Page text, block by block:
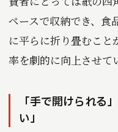
ペースで収納でき、食
に平らに折り畳むこと
率を劇的に向上させて
「手で開けられる
い」